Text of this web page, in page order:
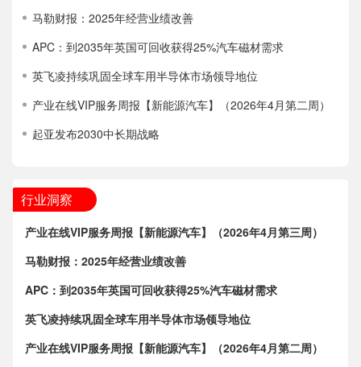
马勒财报：2025年经营业绩改善
APC：到2035年英国可回收获得25%汽车磁材需求
英飞凌持续巩固全球车用半导体市场领导地位
产业在线VIP服务周报【新能源汽车】（2026年4月第二周）
起亚发布2030中长期战略
行业洞察
产业在线VIP服务周报【新能源汽车】（2026年4月第三周）
马勒财报：2025年经营业绩改善
APC：到2035年英国可回收获得25%汽车磁材需求
英飞凌持续巩固全球车用半导体市场领导地位
产业在线VIP服务周报【新能源汽车】（2026年4月第二周）